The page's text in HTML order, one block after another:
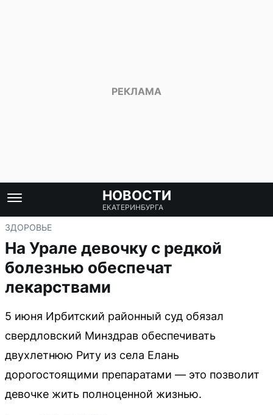
НОВОСТИ
ЕКАТЕРИНБУРГА
ЗДОРОВЬЕ
На Урале девочку с редкой
болезнью обеспечат
лекарствами
5 июня Ирбитский районный суд обязал
свердловский Минздрав обеспечивать
двухлетнюю Риту из села Елань
дорогостоящими препаратами — это позволит
девочке жить полноценной жизнью.